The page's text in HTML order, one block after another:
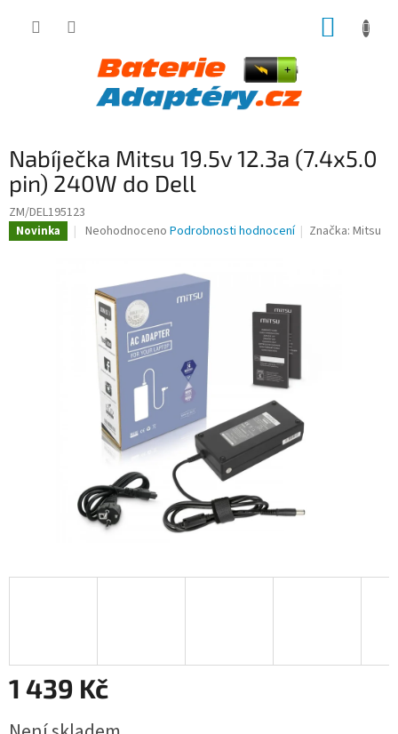
Nabíječka Mitsu 19.5v 12.3a (7.4x5.0
pin) 240W do Dell
ZM/DEL195123
Novinka
Průměrné
0,0
hvězdiček.
Neohodnoceno Podrobnosti hodnocení Značka:Mitsu
1 439 Kč